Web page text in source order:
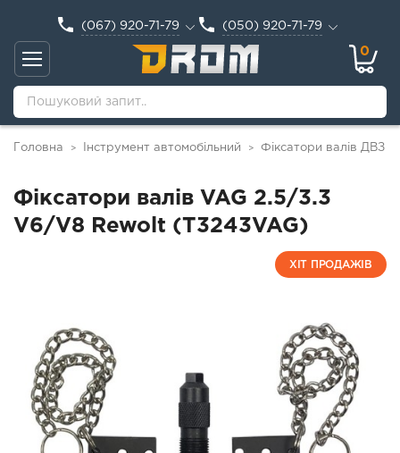
(067) 920-71-79 (050) 920-71-79
0
Головна > Інструмент автомобільний > Фіксатори валів ДВЗ
Фіксатори валів VAG 2.5/3.3
V6/V8 Rewolt (T3243VAG)
ХІТ ПРОДАЖІВ